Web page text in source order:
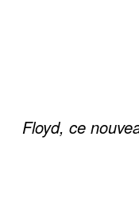
Floyd, ce